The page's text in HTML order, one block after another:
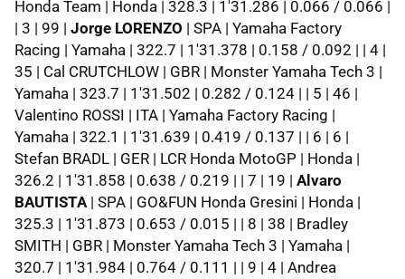
Honda Team | Honda | 328.3 | 1'31.286 | 0.066 / 0.066 |
| 3 | 99 | Jorge LORENZO | SPA | Yamaha Factory
Racing | Yamaha | 322.7 | 1'31.378 | 0.158 / 0.092 | | 4 |
35 | Cal CRUTCHLOW | GBR | Monster Yamaha Tech 3 |
Yamaha | 323.7 | 1'31.502 | 0.282 / 0.124 | | 5 | 46 |
Valentino ROSSI | ITA | Yamaha Factory Racing |
Yamaha | 322.1 | 1'31.639 | 0.419 / 0.137 | | 6 | 6 |
Stefan BRADL | GER | LCR Honda MotoGP | Honda |
326.2 | 1'31.858 | 0.638 / 0.219 | | 7 | 19 | Alvaro
BAUTISTA| SPA | GO&FUN Honda Gresini | Honda |
325.3 | 1'31.873 | 0.653 / 0.015 | | 8 | 38 | Bradley
SMITH | GBR | Monster Yamaha Tech 3 | Yamaha |
320.7 | 1'31.984 | 0.764 / 0.111 | | 9 | 4 | Andrea